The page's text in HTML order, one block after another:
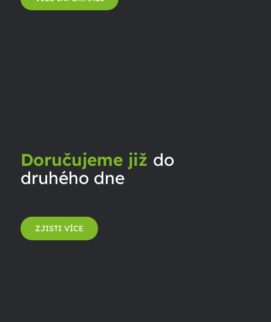
Doručujeme již do
druhého dne
ZJISTI VÍCE